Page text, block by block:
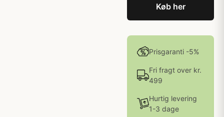
Køb her
Prisgaranti -5%
Fri fragt over kr.
499
Hurtig levering
1-3 dage